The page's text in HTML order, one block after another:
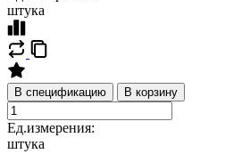
штука
В спецификацию В корзину
Ед.измерения:
штука